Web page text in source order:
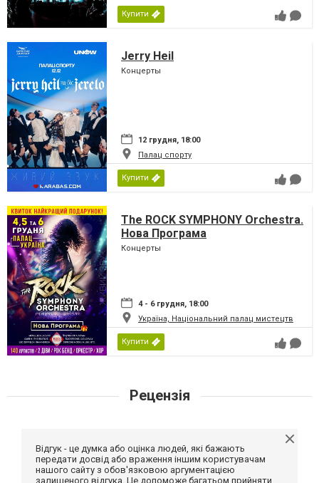
Купити
Jerry Heil
Концерты
12 грудня, 18:00
Палац спорту
Купити
The ROCK SYMPHONY Orchestra.
Нова Програма
Концерты
4 - 6 грудня, 18:00
Україна, Національний палац мистецтв
Купити
Рецензія
Відгук - це думка або оцінка людей, які бажають
передати досвід або враження іншим користувачам
нашого сайту з обов'язковою аргументацією
залишеного відгука. Це допоможе багатьом прийняти